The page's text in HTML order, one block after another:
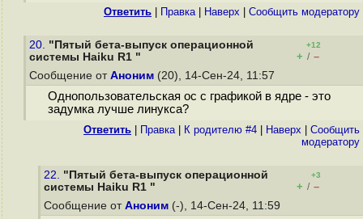
Ответить Правка| Наверх Cообщить модератору
20. "Пятый бета-выпуск операционной
системы Haiku R1 "
+12
+ / –
Сообщение от Аноним (20), 14-Сен-24, 11:57
Однопользовательская ос с графикой в ядре - это
задумка лучше линукса?
Ответить Правка| К родителю #4 Наверх
Cообщить
модератору
22. "Пятый бета-выпуск операционной
системы Haiku R1 "
+3
+ / –
Сообщение от Аноним (-), 14-Сен-24, 11:59